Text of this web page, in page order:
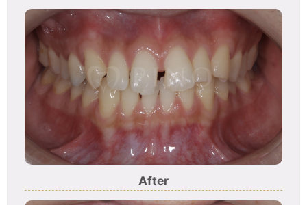
After